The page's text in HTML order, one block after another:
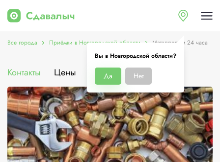
Вы в Новгородской области?
Да Нет
Все города Приёмки в Новгородской области Металлолом 24 часа
Контакты Цены О компании